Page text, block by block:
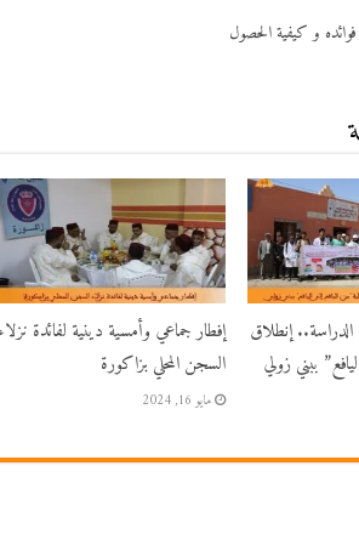
و كيفية الحصول
إنطلاق
ببني زولي
إفطار جماعي وأمسية دينية لفائدة نزلاء
السجن المحلي بزاكورة
مايو 16, 2024